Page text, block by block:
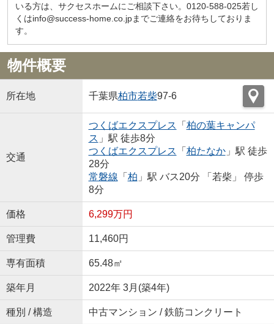
いる方は、サクセスホームにご相談下さい。0120-588-025若し
くはinfo@success-home.co.jpまでご連絡をお待ちしておりま
す。
物件概要
所在地 千葉県柏市若柴97-6
交通
つくばエクスプレス 「 柏の葉キャンパ
ス 」駅 徒歩8分
つくばエクスプレス 「 柏たなか」駅 徒歩
28分
常磐線 「 柏 」駅 バス20分 「若柴」 停歩
8分
価格 6,299万円
管理費 11,460円
専有面積 65.48㎡
築年月 2022年 3月(築4年)
種別 / 構造 中古マンション / 鉄筋コンクリート